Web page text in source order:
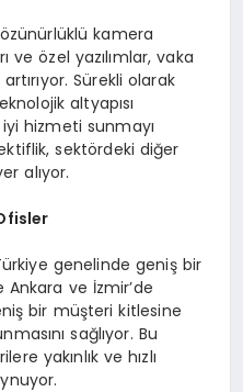
kamera
ve özel yazılımlar, vaka
Sürekli olarak
altyapısı
hizmeti sunmayı
sektördeki diğer
alıyor.
genelinde geniş bir
ve İzmir’de
bir müşteri kitlesine
sağlıyor. Bu
yakınlık ve hızlı